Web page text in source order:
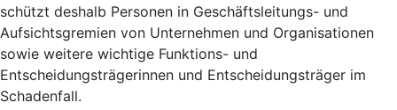
schützt deshalb Personen in Geschäftsleitungs- und
Aufsichtsgremien von Unternehmen und Organisationen
sowie weitere wichtige Funktions- und
Entscheidungsträgerinnen und Entscheidungsträger im
Schadenfall.